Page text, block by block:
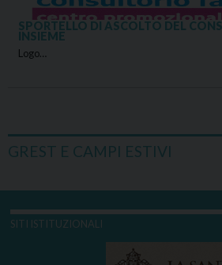
SPORTELLO DI ASCOLTO DEL
INSIEME
Logo…
GREST E CAMPI ESTIVI
SITI ISTITUZIONALI